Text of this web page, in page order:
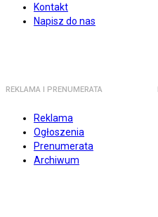
Kontakt
Napisz do nas
REKLAMA I PRENUMERATA
Reklama
Ogłoszenia
Prenumerata
Archiwum